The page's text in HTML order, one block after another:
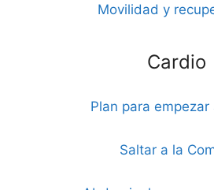
Movilidad y
Cardio
Plan para empezar
Saltar a la